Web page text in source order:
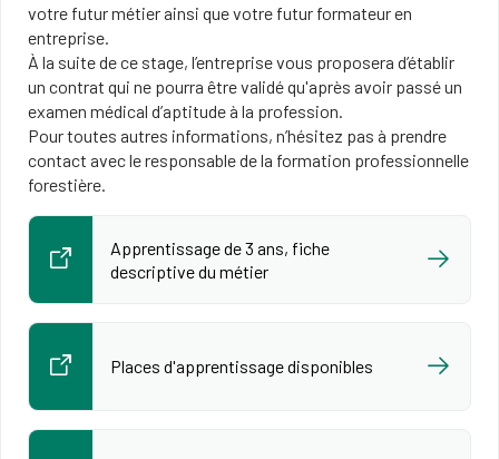
votre futur métier ainsi que votre futur formateur en
entreprise.
À la suite de ce stage, l’entreprise vous proposera d’établir
un contrat qui ne pourra être validé qu'après avoir passé un
examen médical d’aptitude à la profession.
Pour toutes autres informations, n’hésitez pas à prendre
contact avec le responsable de la formation professionnelle
forestière.
Apprentissage de 3 ans, fiche
descriptive du métier
Places d'apprentissage disponibles